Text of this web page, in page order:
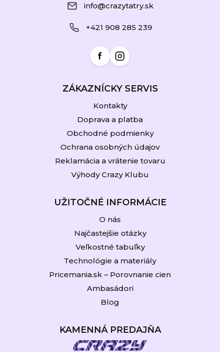
info@crazytatry.sk
+421 908 285 239
ZÁKAZNÍCKY SERVIS
Kontakty
Doprava a platba
Obchodné podmienky
Ochrana osobných údajov
Reklamácia a vrátenie tovaru
Výhody Crazy Klubu
UŽITOČNÉ INFORMÁCIE
O nás
Najčastejšie otázky
Veľkostné tabuľky
Technológie a materiály
Pricemania.sk – Porovnanie cien
Ambasádori
Blog
KAMENNÁ PREDAJŇA